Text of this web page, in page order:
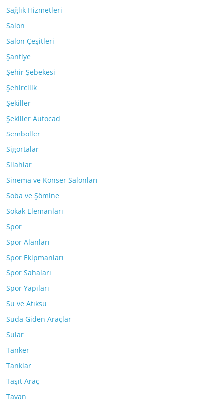
Sağlık Hizmetleri
Salon
Salon Çeşitleri
Şantiye
Şehir Şebekesi
Şehircilik
Şekiller
Şekiller Autocad
Semboller
Sigortalar
Silahlar
Sinema ve Konser Salonları
Soba ve Şömine
Sokak Elemanları
Spor
Spor Alanları
Spor Ekipmanları
Spor Sahaları
Spor Yapıları
Su ve Atıksu
Suda Giden Araçlar
Sular
Tanker
Tanklar
Taşıt Araç
Tavan